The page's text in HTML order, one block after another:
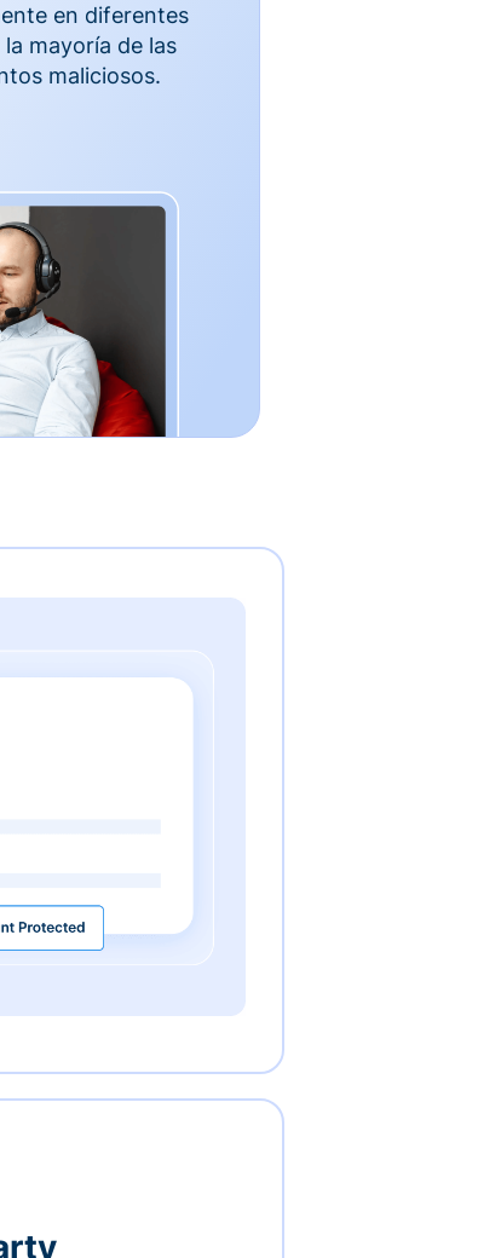
en diferentes
mayoría de las
maliciosos.